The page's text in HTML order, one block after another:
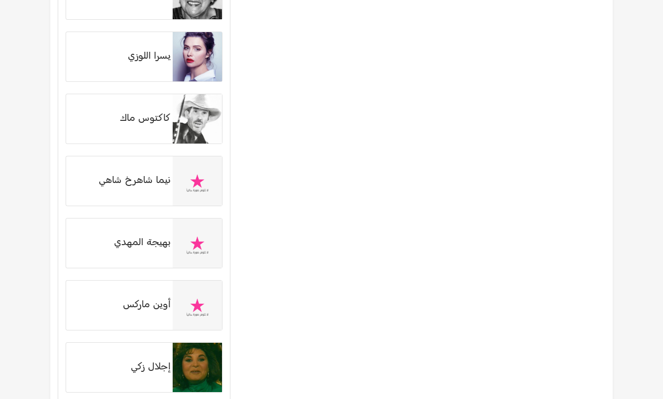
يسرا اللوزي
كاكتوس ماك
نیما شاهرخ شاهي
بهيجة المهدي
أوين ماركس
إجلال زكي